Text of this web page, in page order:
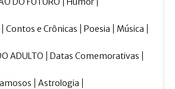
Contos e Crônicas Poesia Música
ADULTO Datas Comemorativas
Astrologia